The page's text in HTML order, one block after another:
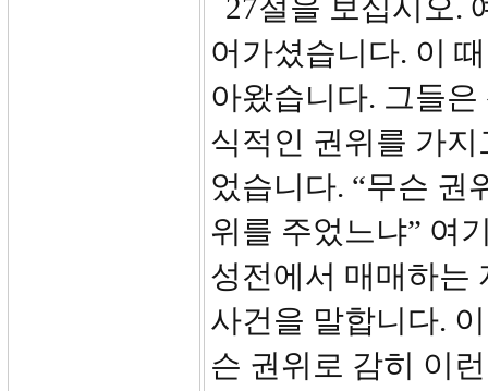
27절을 보십시오.
어가셨습니다. 이
아왔습니다. 그들
식적인 권위를 가
었습니다. “무슨 권
위를 주었느냐” 여
성전에서 매매하는
사건을 말합니다.
슨 권위로 감히 이